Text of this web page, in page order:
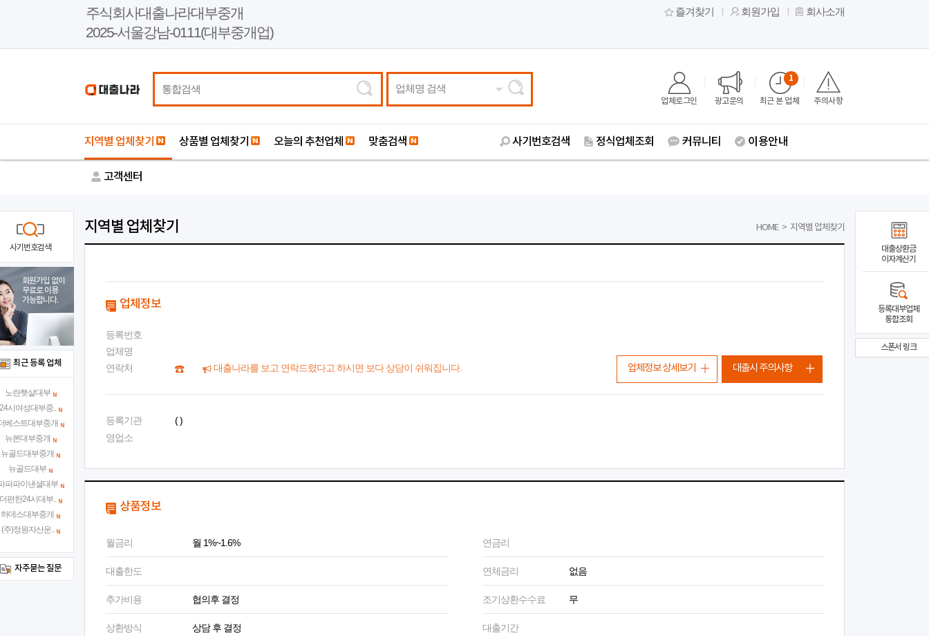
주식회사대출나라대부중개
2025-서울강남-0111(대부중개업)
즐겨찾기 회원가입 회사소개
업체명 검색
업체로그인 광고문의 최근 본 업체
1
주의사항
지역별 업체찾기 상품별 업체찾기 오늘의 추천업체 맞춤검색 사기번호검색 정식업체조회 커뮤니티 이용안내
고객센터
지역별 업체찾기 HOME > 지역별 업체찾기
업체정보
등록번호
업체명
연락처
대출나라를 보고 연락드렸다고 하시면 보다 상담이 쉬워집니다.
등록기관
( )
영업소
업체정보 상세보기 대출시 주의사항
상품정보
월금리 월 1%~1.6% 연금리
대출한도 연체금리 없음
추가비용 협의후 결정 조기상환수수료 무
상환방식 상담 후 결정 대출기간
사기번호검색
회원가입 없이
무료로 이용
가능합니다.
최근 등록 업체
노란햇살대부
시여성대부중..
베스트대부중개
뉴본대부중개
뉴골드대부중개
뉴골드대부
파파이낸셜대부
편한24시대부..
하데스대부중개
(주)정원자산운..
자주묻는 질문
대출상환금
이자계산기
등록대부업체
통합조회
스폰서 링크